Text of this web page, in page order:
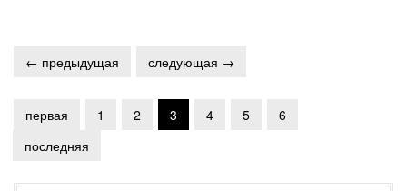
← предыдущая следующая →
первая 1 2 3 4 5
6
последняя